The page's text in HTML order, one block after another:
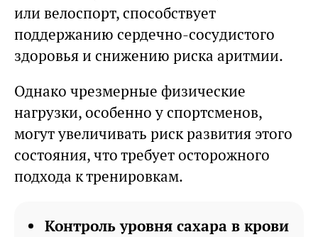
или велоспорт, способствует
поддержанию сердечно-сосудистого
здоровья и снижению риска аритмии.
Однако чрезмерные физические
нагрузки, особенно у спортсменов,
могут увеличивать риск развития этого
состояния, что требует осторожного
подхода к тренировкам.
Контроль уровня сахара в крови